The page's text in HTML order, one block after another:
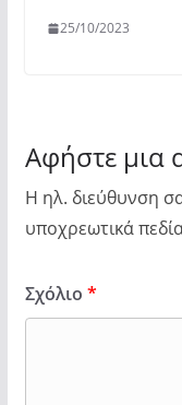
25/10/2023
Αφήστε μια
Η ηλ. διεύθυνση
υποχρεωτικά
Σχόλιο *